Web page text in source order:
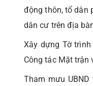
động thôn, tổ dân
dân cư trên địa
Xây dựng Tờ
Công tác Mặt trận
Tham mưu